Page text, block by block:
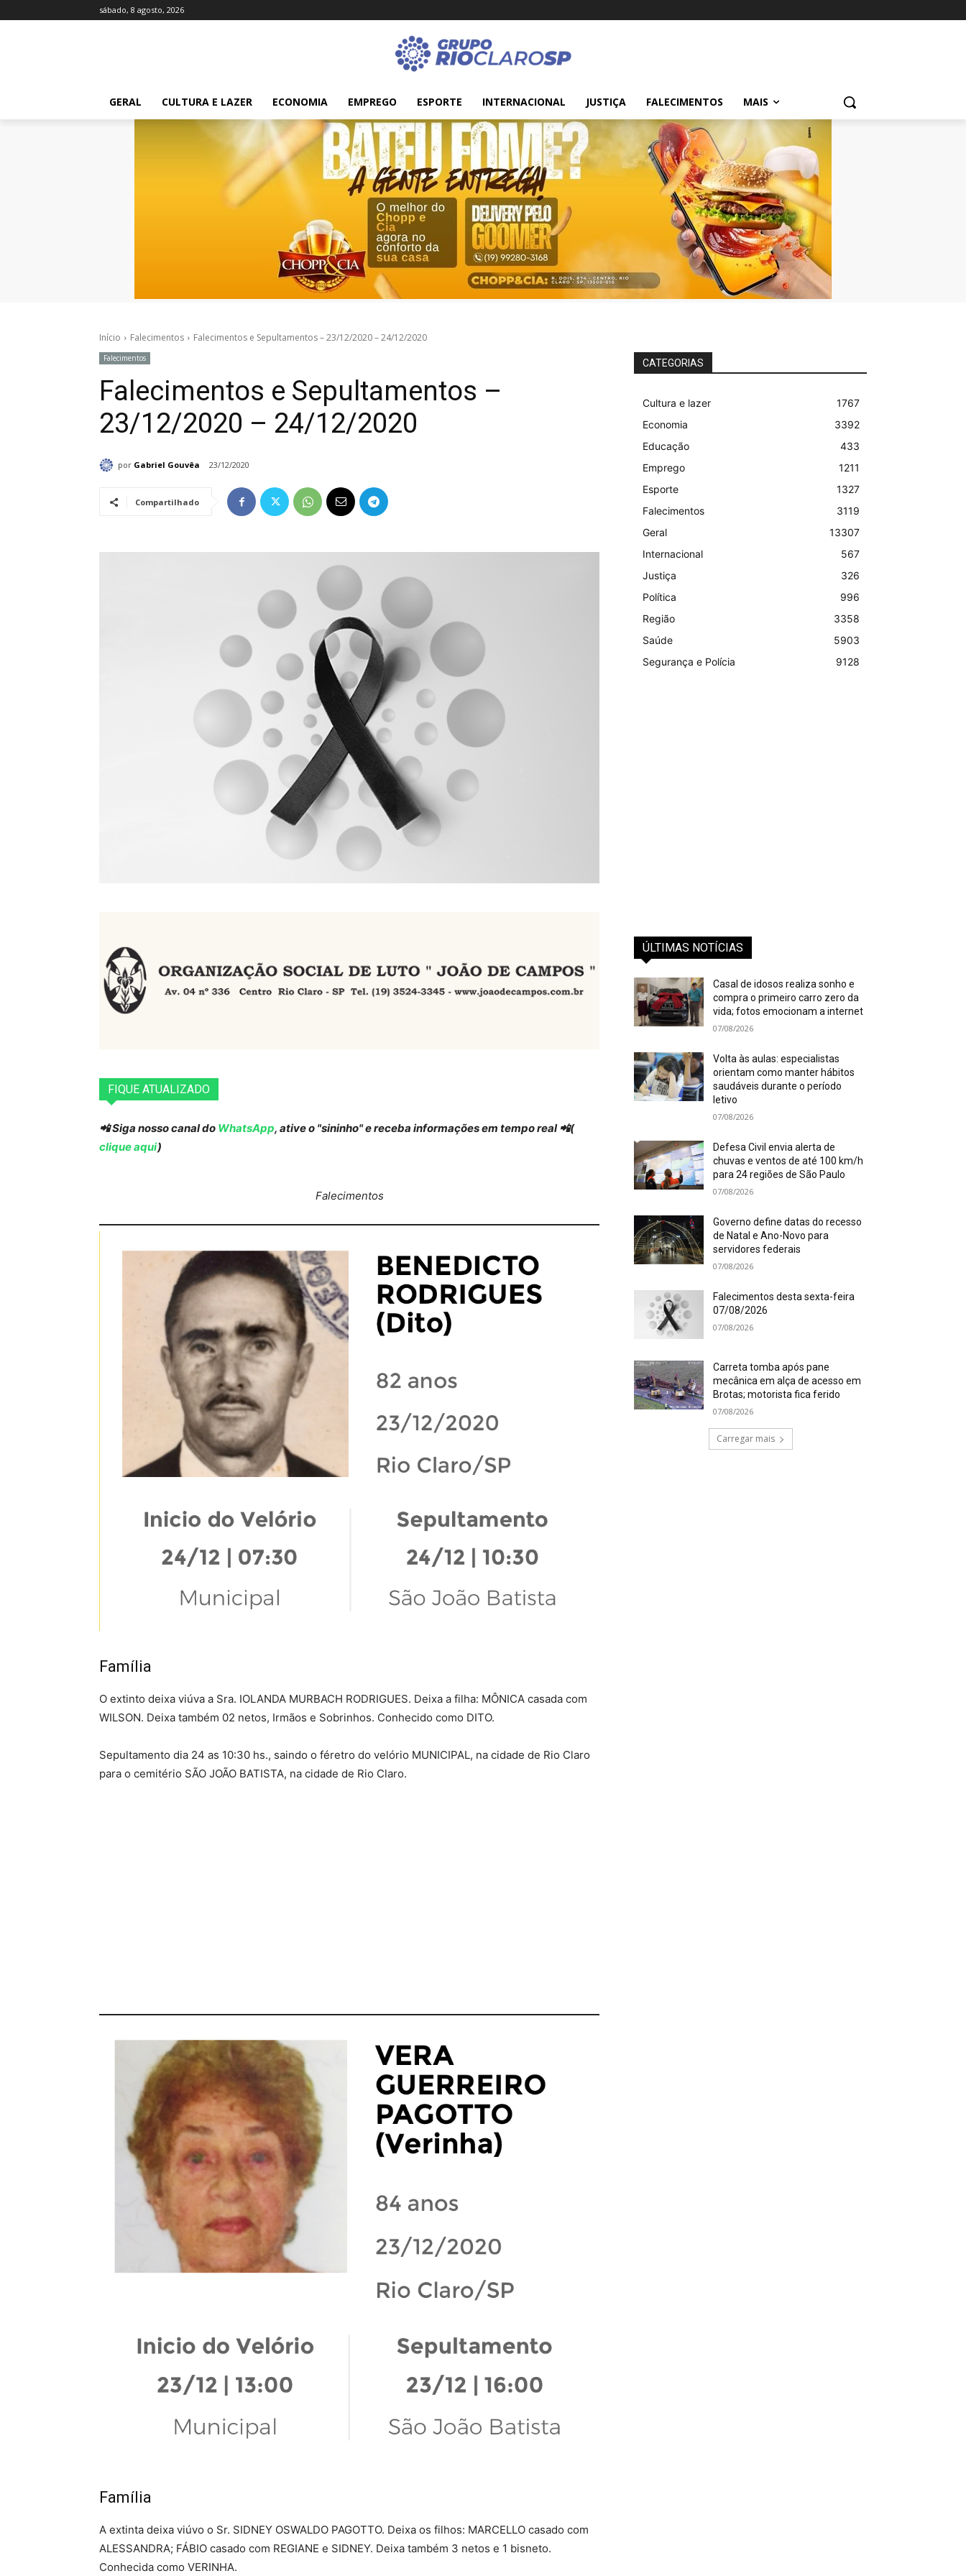
sábado, 8 agosto, 2026
GERAL CULTURA E LAZER ECONOMIA EMPREGO ESPORTE INTERNACIONAL JUSTIÇA FALECIMENTOS MAIS
Início Falecimentos Falecimentos e Sepultamentos – 23/12/2020 – 24/12/2020
Falecimentos
Falecimentos e Sepultamentos –
23/12/2020 – 24/12/2020
por Gabriel Gouvêa 23/12/2020
Compartilhado
FIQUE ATUALIZADO
📲 Siga nosso canal do WhatsApp, ative o "sininho" e receba informações em tempo real 📲(
clique aqui)
Falecimentos
Família
O extinto deixa viúva a Sra. IOLANDA MURBACH RODRIGUES. Deixa a filha: MÔNICA casada com
WILSON. Deixa também 02 netos, Irmãos e Sobrinhos. Conhecido como DITO.
Sepultamento dia 24 as 10:30 hs., saindo o féretro do velório MUNICIPAL, na cidade de Rio Claro
para o cemitério SÃO JOÃO BATISTA, na cidade de Rio Claro.
Família
A extinta deixa viúvo o Sr. SIDNEY OSWALDO PAGOTTO. Deixa os filhos: MARCELLO casado com
ALESSANDRA; FÁBIO casado com REGIANE e SIDNEY. Deixa também 3 netos e 1 bisneto.
Conhecida como VERINHA.
CATEGORIAS
Cultura e lazer
1767
Economia
3392
Educação
433
Emprego
1211
Esporte
1327
Falecimentos
3119
Geral
13307
Internacional
567
Justiça
326
Política
996
Região
3358
Saúde
5903
Segurança e Polícia
9128
ÚLTIMAS NOTÍCIAS
Casal de idosos realiza sonho e
compra o primeiro carro zero da
vida; fotos emocionam a internet
07/08/2026
Volta às aulas: especialistas
orientam como manter hábitos
saudáveis durante o período
letivo
07/08/2026
Defesa Civil envia alerta de
chuvas e ventos de até 100 km/h
para 24 regiões de São Paulo
07/08/2026
Governo define datas do recesso
de Natal e Ano-Novo para
servidores federais
07/08/2026
Falecimentos desta sexta-feira
07/08/2026
07/08/2026
Carreta tomba após pane
mecânica em alça de acesso em
Brotas; motorista fica ferido
07/08/2026
Carregar mais